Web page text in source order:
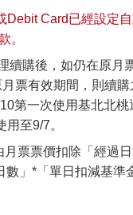
Card已經設定
。
續購後，如仍在原月
票有效期間，則續
第一次使用基北北
至9/7。
票票價扣除「經過
」*「單日扣減基準